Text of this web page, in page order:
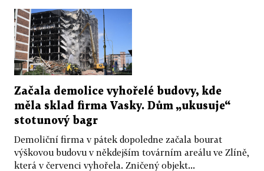
Začala demolice vyhořelé budovy, kde
měla sklad firma Vasky. Dům „ukusuje“
stotunový bagr
Demoliční firma v pátek dopoledne začala bourat
výškovou budovu v někdejším továrním areálu ve Zlíně,
která v červenci vyhořela. Zničený objekt...